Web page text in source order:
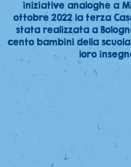
iniziative analoghe a
ottobre 2022 la terza
stata realizzata a
cento bambini della
loro